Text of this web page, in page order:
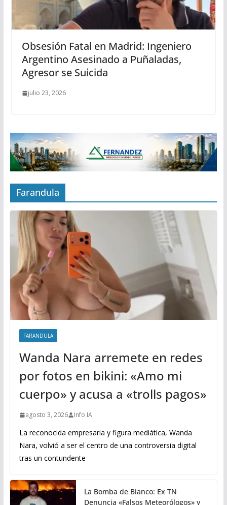
Obsesión Fatal en Madrid: Ingeniero
Argentino Asesinado a Puñaladas,
Agresor se Suicida
julio 23, 2026
Farandula
FARANDULA
Wanda Nara arremete en redes
por fotos en bikini: «Amo mi
cuerpo» y acusa a «trolls pagos»
agosto 3, 2026 Info IA
La reconocida empresaria y figura mediática, Wanda
Nara, volvió a ser el centro de una controversia digital
tras un contundente
La Bomba de Bianco: Ex TN
Denuncia «Falsos Meteorólogos» y